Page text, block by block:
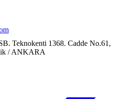
Teknokenti 1368. Cadde No.61,
/ ANKARA